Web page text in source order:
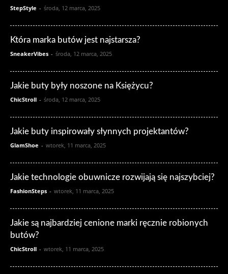
StepStyle - środa, 12 marca, 2025
Która marka butów jest najstarsza?
SneakerVibes - środa, 12 marca, 2025
Jakie buty były noszone na Księżycu?
ChicStroll - środa, 12 marca, 2025
Jakie buty inspirowały słynnych projektantów?
GlamShoe - wtorek, 11 marca, 2025
Jakie technologie obuwnicze rozwijają się najszybciej?
FashionSteps - wtorek, 11 marca, 2025
Jakie są najbardziej cenione marki ręcznie robionych
butów?
ChicStroll - wtorek, 11 marca, 2025